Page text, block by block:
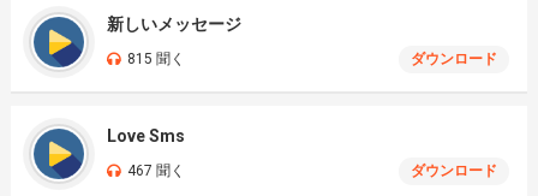
新しいメッセージ
815 聞く ダウンロード
Love Sms
467 聞く ダウンロード